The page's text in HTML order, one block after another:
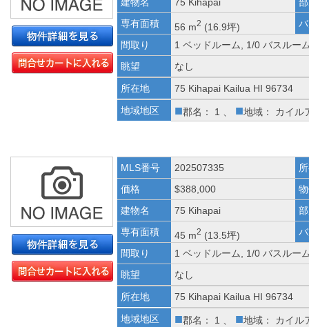
専有面積
56 m2 (16.9坪)
間取り
1 ベッドルーム, 1/0 バスルー
眺望
なし
所在地
75 Kihapai Kailua HI 96734
地域地区
■郡名： 1 、 ■地域： カイル
MLS番号 202507335
価格
$388,000
建物名
75 Kihapai
専有面積
45 m2 (13.5坪)
間取り
1 ベッドルーム, 1/0 バスルー
眺望
なし
所在地
75 Kihapai Kailua HI 96734
地域地区
■郡名： 1 、 ■地域： カイル